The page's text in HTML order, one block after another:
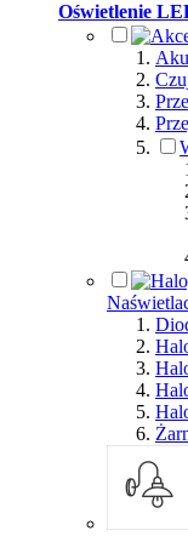
Oświetlenie